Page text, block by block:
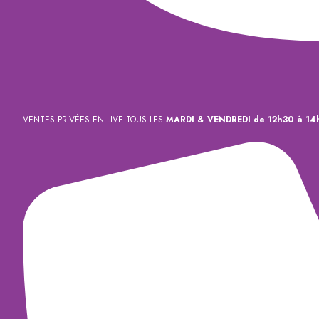
VENTES PRIVÉES EN LIVE TOUS LES MARDI & VENDREDI de 12h30 à